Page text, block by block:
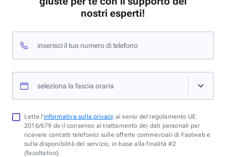
nostri esperti!
inserisci il tuo numero di telefono
seleziona la fascia oraria
Letta l'informativa sulla privacy ai sensi del regolamento UE
2016/679 do il consenso al trattamento dei dati personali per
ricevere contatti telefonici sulle offerte commerciali di Fastweb e
sulla disponibilità del servizio, in base alla finalità #2
(facoltativo).